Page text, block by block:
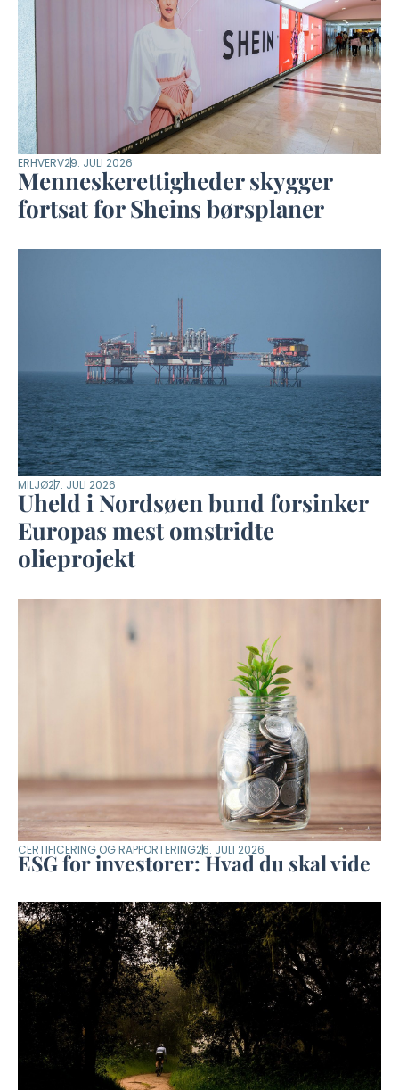
ERHVERV29. JULI 2026
Menneskerettigheder skygger
fortsat for Sheins børsplaner
MILJØ27. JULI 2026
Uheld i Nordsøen bund forsinker
Europas mest omstridte
olieprojekt
CERTIFICERING OG RAPPORTERING26. JULI 2026
ESG for investorer: Hvad du skal vide